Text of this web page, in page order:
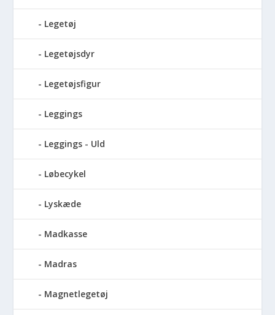
Legetøj
Legetøjsdyr
Legetøjsfigur
Leggings
Leggings - Uld
Løbecykel
Lyskæde
Madkasse
Madras
Magnetlegetøj